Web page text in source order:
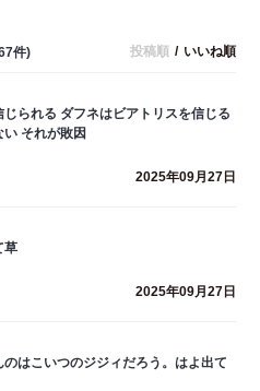
件) 投稿順 / いいね順
られる ダフネはビアトリスを信じる
それが敗因
2025年09月27日
草
2025年09月27日
はこいつのジジィだろう。はよ出て